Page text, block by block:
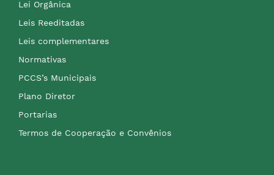
Lei Orgânica
Leis Reeditadas
Leis complementares
Normativas
PCCS’s Municipais
Plano Diretor
Portarias
Termos de Cooperação e Convênios